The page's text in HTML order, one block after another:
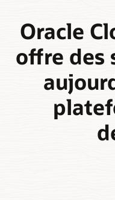
Oracle
offre des